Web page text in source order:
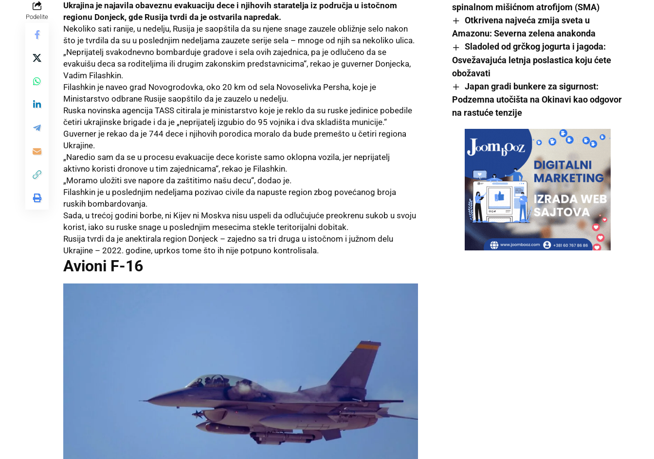
Podelite
Ukrajina je najavila obaveznu evakuaciju dece i njihovih staratelja iz područja u istočnom
regionu Donjeck, gde Rusija tvrdi da je ostvarila napredak.
Nekoliko sati ranije, u nedelju, Rusija je saopštila da su njene snage zauzele obližnje selo nakon
što je tvrdila da su u poslednjim nedeljama zauzete serije sela – mnoge od njih sa nekoliko ulica.
„Neprijatelj svakodnevno bombarduje gradove i sela ovih zajednica, pa je odlučeno da se
evakuišu deca sa roditeljima ili drugim zakonskim predstavnicima“, rekao je guverner Donjecka,
Vadim Filashkin.
Filashkin je naveo grad Novogrodovka, oko 20 km od sela Novoselivka Persha, koje je
Ministarstvo odbrane Rusije saopštilo da je zauzelo u nedelju.
Ruska novinska agencija TASS citirala je ministarstvo koje je reklo da su ruske jedinice pobedile
četiri ukrajinske brigade i da je „neprijatelj izgubio do 95 vojnika i dva skladišta municije.“
Guverner je rekao da je 744 dece i njihovih porodica moralo da bude premešto u četiri regiona
Ukrajine.
„Naredio sam da se u procesu evakuacije dece koriste samo oklopna vozila, jer neprijatelj
aktivno koristi dronove u tim zajednicama“, rekao je Filashkin.
„Moramo uložiti sve napore da zaštitimo našu decu“, dodao je.
Filashkin je u poslednjim nedeljama pozivao civile da napuste region zbog povećanog broja
ruskih bombardovanja.
Sada, u trećoj godini borbe, ni Kijev ni Moskva nisu uspeli da odlučujuće preokrenu sukob u svoju
korist, iako su ruske snage u poslednjim mesecima stekle teritorijalni dobitak.
Rusija tvrdi da je anektirala region Donjeck – zajedno sa tri druga u istočnom i južnom delu
Ukrajine – 2022. godine, uprkos tome što ih nije potpuno kontrolisala.
Avioni F-16
spinalnom mišićnom atrofijom (SMA)
Otkrivena najveća zmija sveta u
Amazonu: Severna zelena anakonda
Sladoled od grčkog jogurta i jagoda:
Osvežavajuća letnja poslastica koju ćete
obožavati
Japan gradi bunkere za sigurnost:
Podzemna utočišta na Okinavi kao odgovor
na rastuće tenzije